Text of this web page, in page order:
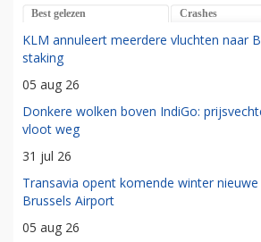
Best gelezen Crashes
KLM annuleert meerdere vluchten naar
staking
05 aug 26
Donkere wolken boven IndiGo:
vloot weg
31 jul 26
Transavia opent komende winter
Brussels Airport
05 aug 26